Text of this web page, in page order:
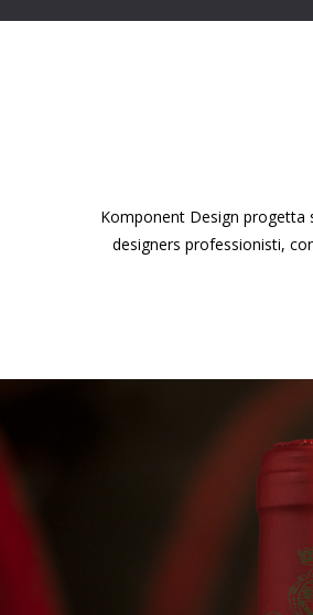
Komponent Design progetta
designers professionisti,